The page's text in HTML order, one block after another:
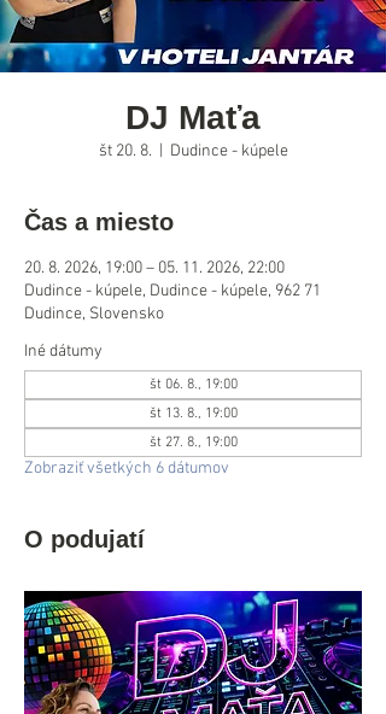
DJ Maťa
št 20. 8. Dudince - kúpele
Čas a miesto
20. 8. 2026, 19:00 – 05. 11. 2026, 22:00
Dudince - kúpele, Dudince - kúpele, 962 71
Dudince, Slovensko
Iné dátumy
št 06. 8., 19:00
št 13. 8., 19:00
št 27. 8., 19:00
Zobraziť všetkých 6 dátumov
O podujatí